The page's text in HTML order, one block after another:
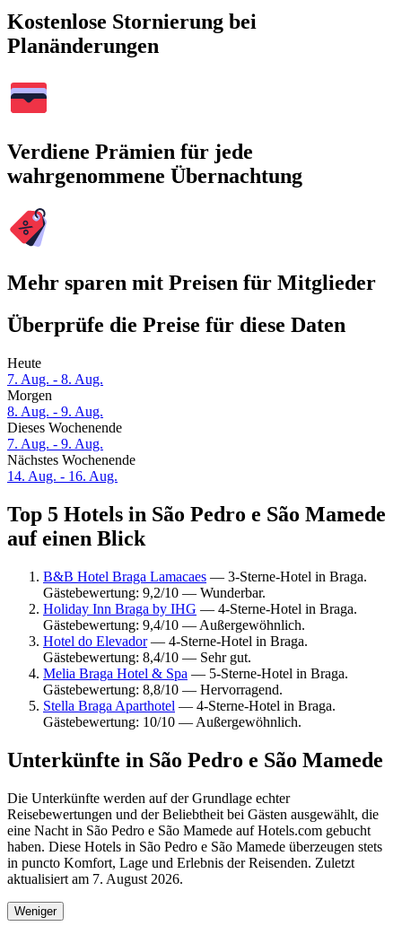
Kostenlose Stornierung bei
Planänderungen
Verdiene Prämien für jede
wahrgenommene Übernachtung
Mehr sparen mit Preisen für Mitglieder
Überprüfe die Preise für diese Daten
Heute
7. Aug. - 8. Aug.
Morgen
8. Aug. - 9. Aug.
Dieses Wochenende
7. Aug. - 9. Aug.
Nächstes Wochenende
14. Aug. - 16. Aug.
Top 5 Hotels in São Pedro e São Mamede
auf einen Blick
B&B Hotel Braga Lamacaes — 3-Sterne-Hotel in Braga.
Gästebewertung: 9,2/10 — Wunderbar.
Holiday Inn Braga by IHG — 4-Sterne-Hotel in Braga.
Gästebewertung: 9,4/10 — Außergewöhnlich.
Hotel do Elevador— 4-Sterne-Hotel in Braga.
Gästebewertung: 8,4/10 — Sehr gut.
Melia Braga Hotel & Spa — 5-Sterne-Hotel in Braga.
Gästebewertung: 8,8/10 — Hervorragend.
Stella Braga Aparthotel — 4-Sterne-Hotel in Braga.
Gästebewertung: 10/10 — Außergewöhnlich.
Unterkünfte in São Pedro e São Mamede
Die Unterkünfte werden auf der Grundlage echter
Reisebewertungen und der Beliebtheit bei Gästen ausgewählt, die
eine Nacht in São Pedro e São Mamede auf Hotels.com gebucht
haben. Diese Hotels in São Pedro e São Mamede überzeugen stets
in puncto Komfort, Lage und Erlebnis der Reisenden. Zuletzt
aktualisiert am 7. August 2026.
Weniger